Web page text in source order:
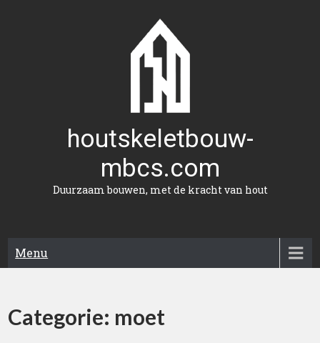
houtskeletbouw-
mbcs.com
Duurzaam bouwen, met de kracht van hout
Menu
Categorie: moet